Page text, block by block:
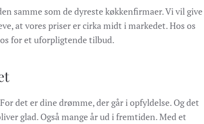
samme som de dyreste køkkenfirmaer. Vi vil give
at vores priser er cirka midt i markedet. Hos os
for et uforpligtende tilbud.
det er dine drømme, der går i opfyldelse. Og det
glad. Også mange år ud i fremtiden. Med et